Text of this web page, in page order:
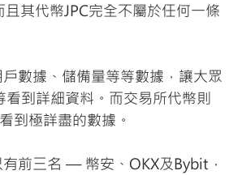
其代幣JPC完全不屬於任何一條
數據、儲備量等等數據，讓大眾
到詳細資料。而交易所代幣則
到極詳盡的數據。
前三名 — 幣安、OKX及Bybit，